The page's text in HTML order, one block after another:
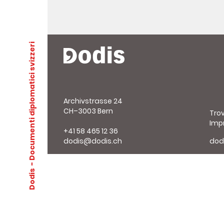
Dodis
- Documenti diplomatici svizzeri
Archivstrasse 24
CH–3003 Bern
+41 58 465 12 36
dodis@dodis.ch